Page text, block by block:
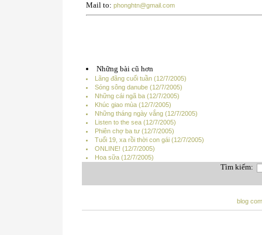
Mail to: phonghtn@gmail.com
Những bài cũ hơn
Lãng đãng cuối tuần (12/7/2005)
Sóng sông danube (12/7/2005)
Những cái ngã ba (12/7/2005)
Khúc giao mùa (12/7/2005)
Những tháng ngày vắng (12/7/2005)
Listen to the sea (12/7/2005)
Phiên chợ ba tư (12/7/2005)
Tuổi 19, xa rồi thời con gái (12/7/2005)
ONLINE! (12/7/2005)
Hoa sữa (12/7/2005)
Tìm kiếm:
blog